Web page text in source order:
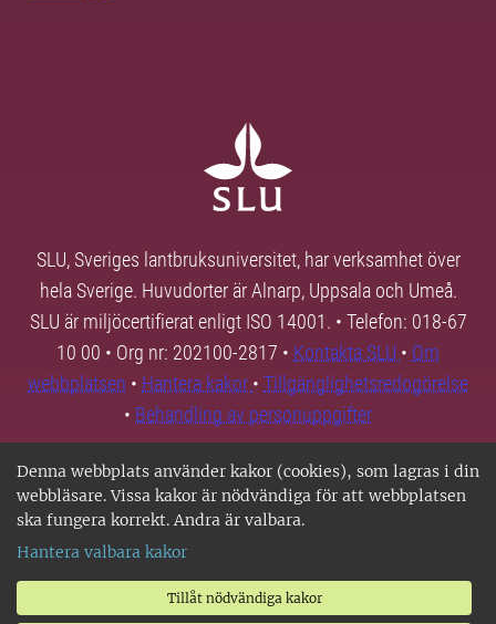
Denna webbplats använder kakor (cookies), som lagras i din
webbläsare. Vissa kakor är nödvändiga för att webbplatsen
ska fungera korrekt. Andra är valbara.
Hantera valbara kakor
Tillåt nödvändiga kakor
SLU, Sveriges lantbruksuniversitet, har verksamhet över
hela Sverige. Huvudorter är Alnarp, Uppsala och Umeå.
SLU är miljöcertifierat enligt ISO 14001. • Telefon: 018-67
10 00 • Org nr: 202100-2817 • Kontakta SLU • Om
webbplatsen • Hantera kakor • Tillgänglighetsredogörelse
• Behandling av personuppgifter